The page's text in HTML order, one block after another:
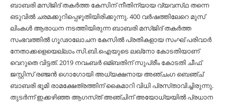
ബാബരി മസ്​ജിദ്​ തകര്‍ത്ത കേസിന്​ നീതിന്യായ വ്യവസ്​ഥ തന്നെ
ഒടുവില്‍ ചരമക്കുറിപ്പെഴുതിയിരിക്കുന്നു. 400 വര്‍ഷത്തിലേറെ മുസ്​
ലിംകള്‍ ആരാധന നടത്തിയിരുന്ന ബാബരി മസ്ജിദ്​ തകര്‍ത്ത
സംഭവത്തില്‍ ഗൂഢാലോചന കേസില്‍ പ്രതികളായ സംഘ്​ പരിവാര്‍
നേതാക്കളെയെല്ലാം സി.ബി.ഐയുടെ ലഖ്​നോ കോടതിയാണ്​
വെറുതെ വിട്ടത്​. 2019 നവംബര്‍ ഒമ്ബതിന്​ സുപ്രീം കോടതി ചീഫ്
ജസ്റ്റിസ് രഞ്ജന്‍ ഗൊഗോയി അധ്യക്ഷനായ അഞ്ചംഗ ബെഞ്ച്
ബാബരി ഭൂമി രാമക്ഷേത്രത്തിന് കൈമാറി വിധി പ്രസ്​താവിച്ചിരുന്നു.
തുടര്‍ന്ന്​ ഇക്കഴിഞ്ഞ ആഗസ്​ത്​ അഞ്ചിന്​​ അ​യോ​ധ്യ​യി​ല്‍ പ്ര​ധാ​ന​